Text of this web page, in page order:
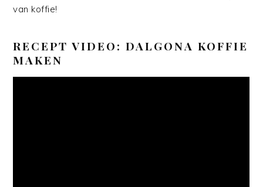
van koffie!
RECEPT VIDEO: DALGONA KOFFIE
MAKEN